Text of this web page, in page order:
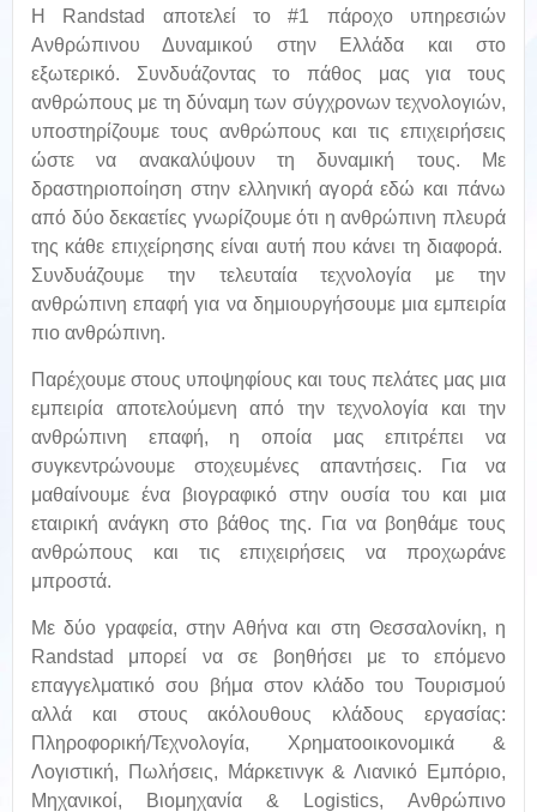
Η Randstad αποτελεί το #1 πάροχο υπηρεσιών
Ανθρώπινου Δυναμικού στην Ελλάδα και στο
εξωτερικό. Συνδυάζοντας το πάθος μας για τους
ανθρώπους με τη δύναμη των σύγχρονων τεχνολογιών,
υποστηρίζουμε τους ανθρώπους και τις επιχειρήσεις
ώστε να ανακαλύψουν τη δυναμική τους. Με
δραστηριοποίηση στην ελληνική αγορά εδώ και πάνω
από δύο δεκαετίες γνωρίζουμε ότι η ανθρώπινη πλευρά
της κάθε επιχείρησης είναι αυτή που κάνει τη διαφορά.
Συνδυάζουμε την τελευταία τεχνολογία με την
ανθρώπινη επαφή για να δημιουργήσουμε μια εμπειρία
πιο ανθρώπινη.
Παρέχουμε στους υποψηφίους και τους πελάτες μας μια
εμπειρία αποτελούμενη από την τεχνολογία και την
ανθρώπινη επαφή, η οποία μας επιτρέπει να
συγκεντρώνουμε στοχευμένες απαντήσεις. Για να
μαθαίνουμε ένα βιογραφικό στην ουσία του και μια
εταιρική ανάγκη στο βάθος της. Για να βοηθάμε τους
ανθρώπους και τις επιχειρήσεις να προχωράνε
μπροστά.
Με δύο γραφεία, στην Αθήνα και στη Θεσσαλονίκη, η
Randstad μπορεί να σε βοηθήσει με το επόμενο
επαγγελματικό σου βήμα στον κλάδο του Τουρισμού
αλλά και στους ακόλουθους κλάδους εργασίας:
Πληροφορική/Τεχνολογία, Χρηματοοικονομικά &
Λογιστική, Πωλήσεις, Μάρκετινγκ & Λιανικό Εμπόριο,
Μηχανικοί, Βιομηχανία & Logistics, Ανθρώπινο